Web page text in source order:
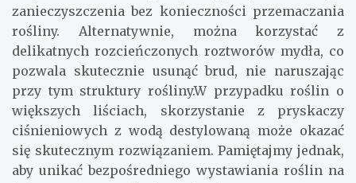
zanieczyszczenia bez konieczności przemaczania
rośliny. Alternatywnie, można korzystać z
delikatnych rozcieńczonych roztworów mydła, co
pozwala skutecznie usunąć brud, nie naruszając
przy tym struktury rośliny.W przypadku roślin o
większych liściach, skorzystanie z pryskaczy
ciśnieniowych z wodą destylowaną może okazać
się skutecznym rozwiązaniem. Pamiętajmy jednak,
aby unikać bezpośredniego wystawiania roślin na